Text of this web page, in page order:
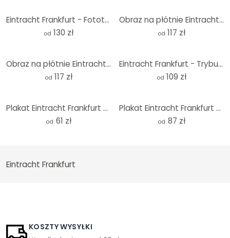
Eintracht Frankfurt - Fototapeta z retro wzorem dla kibiców - okrągła - tapeta flizelinowa/tapeta fl
od 130 zł
Obraz na płótnie Eintracht Frankfurt - Zdobywca Pucharu 2018
od 117 zł
Obraz na płótnie Eintracht Frankfurt - herb na czarnym tle
od 117 zł
Eintracht Frankfurt - Trybuna stadionu - Naklejka na ścianę okrągła
od 109 zł
Plakat Eintracht Frankfurt - mapa stadionu
od 61 zł
Plakat Eintracht Frankfurt - trybuna stadionu - okrągły
od 87 zł
Eintracht Frankfurt
KOSZTY WYSYŁKI